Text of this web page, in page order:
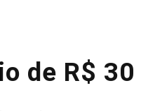
de R$